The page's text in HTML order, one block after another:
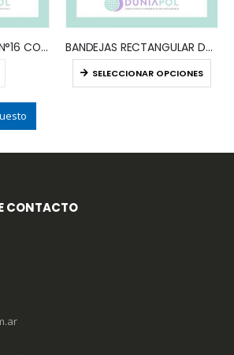
BANDEJAS RECTANGULAR DORADAS / PLATA (x10)
OPCIONES
CONTACTO